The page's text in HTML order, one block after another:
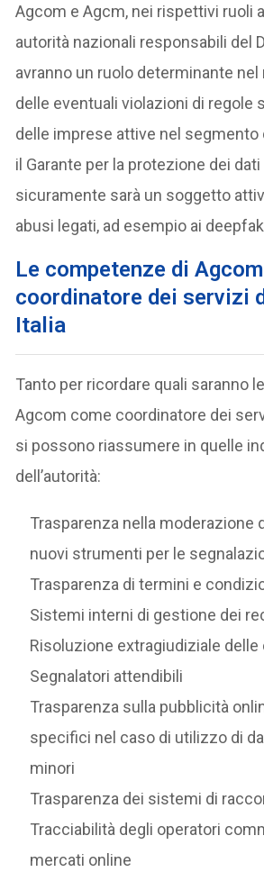
Agcom e Agcm, nei rispettivi ruoli
autorità nazionali responsabili del
avranno un ruolo determinante
delle eventuali violazioni di regole
delle imprese attive nel segmento
il Garante per la protezione dei
sicuramente sarà un soggetto
abusi legati, ad esempio ai
Le competenze di
coordinatore dei servizi
Italia
Tanto per ricordare quali saranno
Agcom come coordinatore dei
si possono riassumere in quelle
dell’autorità:
Trasparenza nella moderazione
nuovi strumenti per le
Trasparenza di termini e
Sistemi interni di gestione dei
Risoluzione extragiudiziale
Segnalatori attendibili
Trasparenza sulla pubblicità
specifici nel caso di utilizzo di
minori
Trasparenza dei sistemi di
Tracciabilità degli operatori
mercati online